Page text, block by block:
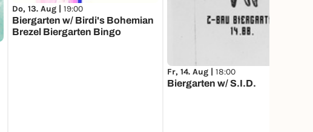
Do, 13. Aug | 19:00
Biergarten w/ Birdi's Bohemian
Brezel Biergarten Bingo
Fr, 14. Aug | 18:00
Biergarten w/ S.I.D.